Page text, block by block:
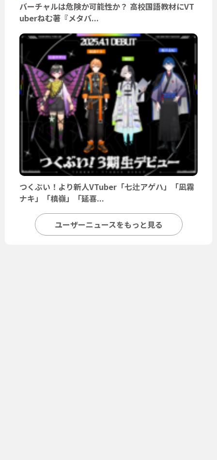
バーチャルは危険か可能性か？ 高校国語教材にVT
uberねむ著『メタバ...
つくぶい！より新人VTuber「七辻アゲハ」「凪霧
ナキ」「槙嶺」「延喜...
ユーザーニュースをもっと見る